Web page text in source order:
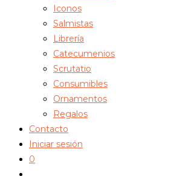
Iconos
Salmistas
Librería
Catecumenios
Scrutatio
Consumibles
Ornamentos
Regalos
Contacto
Iniciar sesión
0